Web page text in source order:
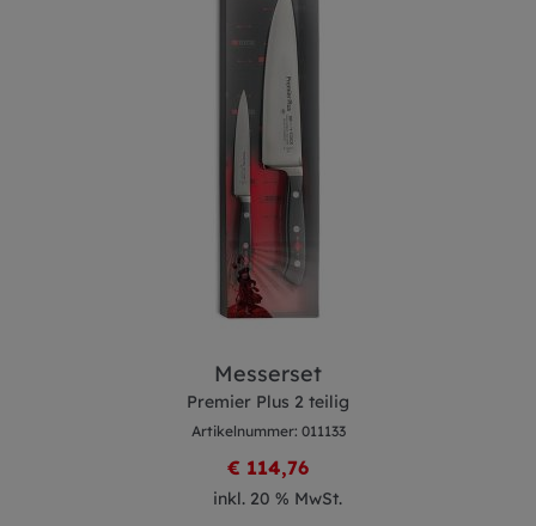
Steakbesteckset
Serie Premier Plus 4 Teilig
Artikelnummer: 011916